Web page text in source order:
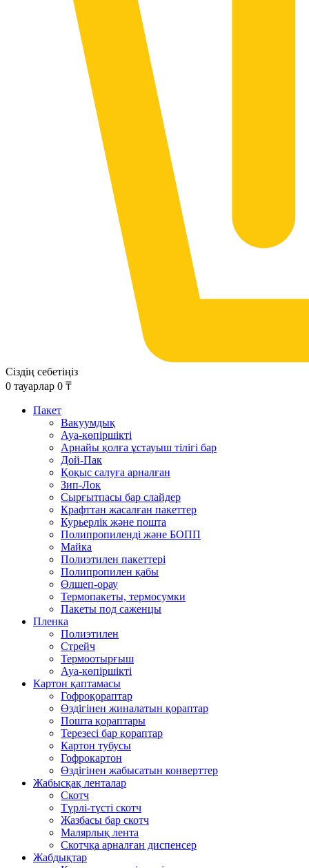
Сіздің себетіңіз
0 тауарлар 0 ₸
Пакет
Вакуумдық
Ауа-көпіршікті
Арнайы қолға ұстауыш тілігі бар
Дой-Пак
Қоқыс салуға арналған
Зип-Лок
Сырғытпасы бар слайдер
Крафттан жасалған пакеттер
Курьерлік және пошта
Полипропиленді және БОПП
Майка
Полиэтилен пакеттері
Полипропилен қабы
Өлшеп-орау
Термопакеты, термосумки
Пакеты под саженцы
Пленка
Полиэтилен
Стрейч
Термоотырғыш
Ауа-көпіршікті
Картон қаптамасы
Гофроқораптар
Өздігінен жиналатын қораптар
Пошта қораптары
Терезесі бар қораптар
Картон тубусы
Гофрокартон
Өздігінен жабысатын конверттер
Жабысқақ ленталар
Скотч
Түрлі-түсті скотч
Жазбасы бар скотч
Малярлық лента
Скотчқа арналған диспенсер
Жабдықтар